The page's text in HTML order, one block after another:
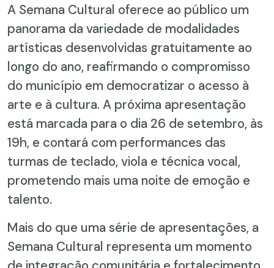
A Semana Cultural oferece ao público um
panorama da variedade de modalidades
artísticas desenvolvidas gratuitamente ao
longo do ano, reafirmando o compromisso
do município em democratizar o acesso à
arte e à cultura. A próxima apresentação
está marcada para o dia 26 de setembro, às
19h, e contará com performances das
turmas de teclado, viola e técnica vocal,
prometendo mais uma noite de emoção e
talento.
Mais do que uma série de apresentações, a
Semana Cultural representa um momento